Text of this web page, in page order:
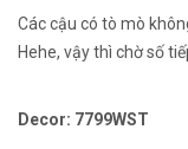
Các cậu có tò mò
Hehe, vậy thì chờ số
Decor: 7799WST